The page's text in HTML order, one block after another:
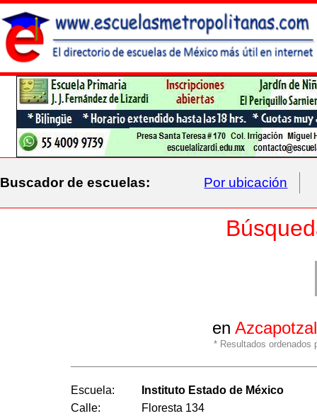
Buscador de escuelas: Por ubicación
en
* Resultados ordenados
Escuela:
Instituto Estado de México
Calle:
Floresta 134